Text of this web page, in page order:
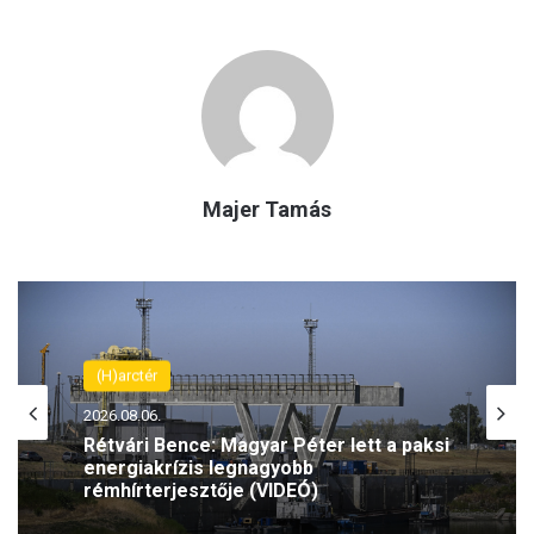
Majer Tamás
(H)arctér
2026.08.06.
Rétvári Bence: Magyar Péter lett a paksi
energiakrízis legnagyobb
rémhírterjesztője (VIDEÓ)